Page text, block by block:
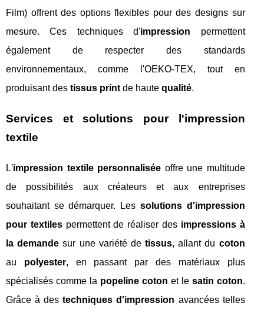
Film) offrent des options flexibles pour des designs sur
mesure. Ces techniques d'impression permettent
également de respecter des standards
environnementaux, comme l'OEKO-TEX, tout en
produisant des tissus print de haute qualité.
Services et solutions pour l'impression
textile
L'impression textile personnalisée offre une multitude
de possibilités aux créateurs et aux entreprises
souhaitant se démarquer. Les solutions d'impression
pour textilespermettent de réaliser des impressions à
la demande sur une variété detissus, allant du coton
au polyester, en passant par des matériaux plus
spécialisés comme la popeline coton et le satin coton.
Grâce à destechniques d'impression avancées telles